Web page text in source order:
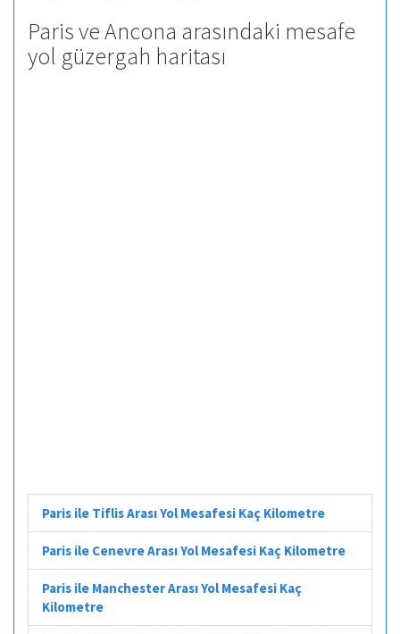
Paris ve Ancona arasındaki mesafe
yol güzergah haritası
Paris ile Tiflis Arası Yol Mesafesi Kaç Kilometre
Paris ile Cenevre Arası Yol Mesafesi Kaç Kilometre
Paris ile Manchester Arası Yol Mesafesi Kaç
Kilometre